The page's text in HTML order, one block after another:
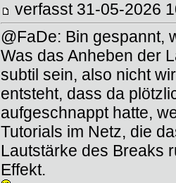
verfasst 31-05-2026
@FaDe: Bin gespannt,
Was das Anheben der
subtil sein, also nicht
entsteht, dass da
aufgeschnappt hatte,
Tutorials im Netz, die
Lautstärke des Breaks
Effekt.